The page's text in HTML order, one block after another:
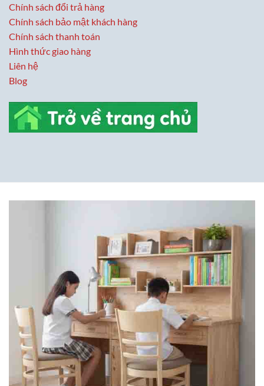
Chính sách đổi trả hàng
Chính sách bảo mật khách hàng
Chính sách thanh toán
Hình thức giao hàng
Liên hệ
Blog